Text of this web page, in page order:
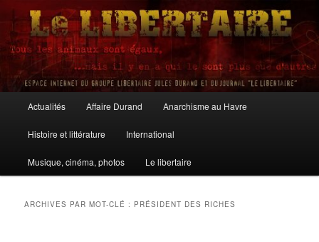
Aller
contenu
principal
Aller
contenu
secondaire
Le Libertaire
principal
Actualités Affaire Durand Anarchisme au Havre
Histoire et littérature International
Musique, cinéma, photos Le libertaire
ARCHIVES PAR MOT-CLÉ : PRÉSIDENT DES RICHES